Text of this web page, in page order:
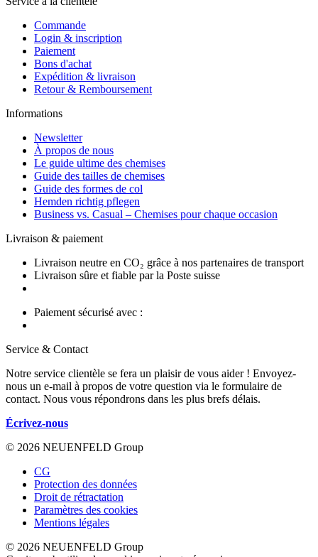
Commande
Login & inscription
Paiement
Bons d'achat
Expédition & livraison
Retour & Remboursement
Informations
Newsletter
À propos de nous
Le guide ultime des chemises
Guide des tailles de chemises
Guide des formes de col
Hemden richtig pflegen
Business vs. Casual – Chemises pour chaque occasion
Livraison & paiement
Livraison neutre en CO₂ grâce à nos partenaires de transport
Livraison sûre et fiable par la Poste suisse
Paiement sécurisé avec :
Service & Contact
Notre service clientèle se fera un plaisir de vous aider ! Envoyez-
nous un e-mail à propos de votre question via le formulaire de
contact. Nous vous répondrons dans les plus brefs délais.
Écrivez-nous
© 2026 NEUENFELD Group
CG
Protection des données
Droit de rétractation
Paramètres des cookies
Mentions légales
© 2026 NEUENFELD Group